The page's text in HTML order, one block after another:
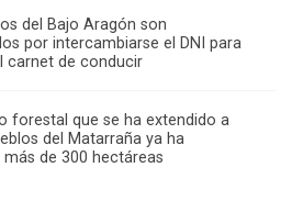
del Bajo Aragón son
por intercambiarse el DNI para
carnet de conducir
forestal que se ha extendido a
del Matarraña ya ha
de 300 hectáreas